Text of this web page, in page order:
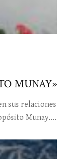
MUNAY»
sus relaciones
Munay....